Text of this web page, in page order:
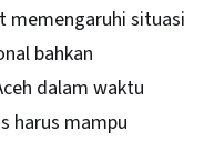
memengaruhi situasi
bahkan
dalam waktu
harus mampu